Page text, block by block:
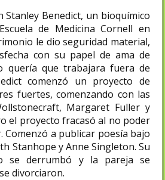
Stanley Benedict, un bioquímico
de Medicina Cornell en
le dio seguridad material,
con su papel de ama de
quería que trabajara fuera de
comenzó un proyecto de
fuertes, comenzando con las
Margaret Fuller y
el proyecto fracasó al no poder
a publicar poesía bajo
Stanhope y Anne Singleton. Su
se derrumbó y la pareja se
divorciaron.